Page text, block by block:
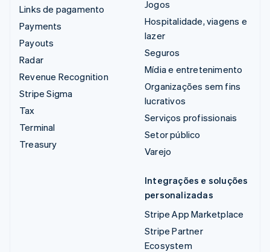
Links de pagamento
Payments
Payouts
Radar
Revenue Recognition
Stripe Sigma
Tax
Terminal
Treasury
Jogos
Hospitalidade, viagens e
lazer
Seguros
Mídia e entretenimento
Organizações sem fins
lucrativos
Serviços profissionais
Setor público
Varejo
Integrações e soluções
personalizadas
Stripe App Marketplace
Stripe Partner
Ecosystem